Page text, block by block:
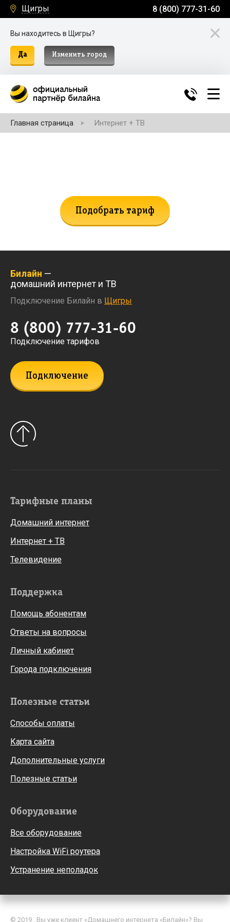
Щигры 8 (800) 777-31-60
Вы находитесь в Щигры?
Да Изменить город
Главная страница Интернет + ТВ
Подобрать тариф
Билайн —
домашний интернет и ТВ
Подключение Билайн в Щигры
8 (800) 777-31-60
Подключение тарифов
Подключение
Тарифные планы
Домашний интернет
Интернет + ТВ
Телевидение
Поддержка
Помощь абонентам
Ответы на вопросы
Личный кабинет
Города подключения
Полезные статьи
Способы оплаты
Карта сайта
Дополнительные услуги
Полезные статьи
Оборудование
Все оборудование
Настройка WiFi роутера
Устранение неполадок
© 2019 . Вы уже клиент «Домашнего интернета «Билайн»? Вы